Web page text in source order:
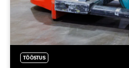
TÖÖSTUS